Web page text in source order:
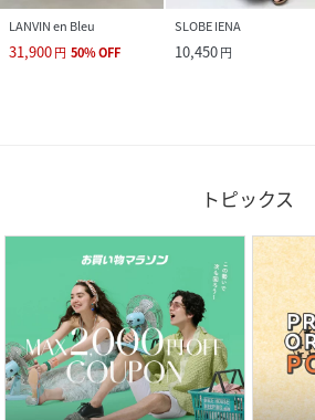
LANVIN en Bleu
31,900円 50%OFF
SLOBE IENA
10,450円
トピックス